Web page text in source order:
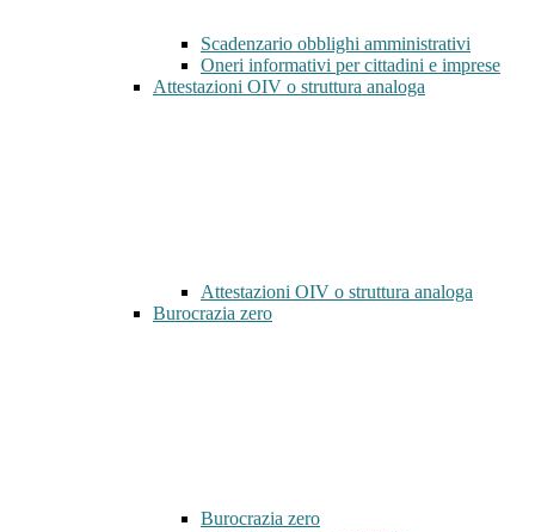
Scadenzario obblighi amministrativi
Oneri informativi per cittadini e imprese
Attestazioni OIV o struttura analoga
Attestazioni OIV o struttura analoga
Burocrazia zero
Burocrazia zero